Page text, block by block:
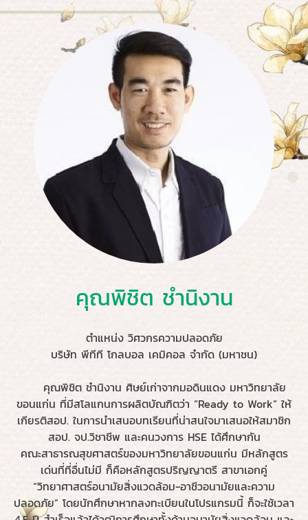
คุณพิชิต ชำนิงาน
ตำแหน่ง​ วิศวกรความปลอดภัย
บริษัท พีทีที โกลบอล เคมิคอล จำกัด (มหาชน)​
คุณพิชิต ชำนิงาน ศิษย์เก่าจากมอดินแดง มหาวิทยาลัย
ขอนแก่น ที่มีสโลแกนการผลิตบัณฑิตว่า “Ready to Work” ให้
เกียรติสอป. ในการนำเสนอบทเรียนที่น่าสนใจมาเสนอให้สมาชิก
สอป. จป.วิชาชีพ และคนวงการ HSE ได้ศึกษากัน
คณะสาธารณสุขศาสตร์ของมหาวิทยาลัยขอนแก่น มีหลักสูตร
เด่นที่ที่อื่นไม่มี ก็คือหลักสูตรปริญญาตรี สาขาเอกคู่
“วิทยาศาสตร์อนามัยสิ่งแวดล้อม-อาชีวอนามัยและความ
ปลอดภัย” โดยนักศึกษาหากลงทะเบียนในโปรแกรมนี้ ก็จะใช้เวลา